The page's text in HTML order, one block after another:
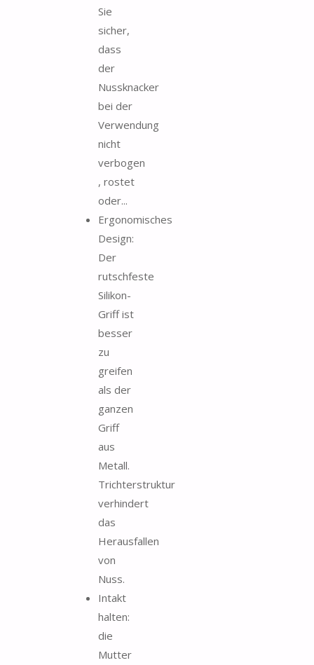
Sie
sicher,
dass
der
Nussknacker
bei der
Verwendung
nicht
verbogen
, rostet
oder...
Ergonomisches
Design:
Der
rutschfeste
Silikon-
Griff ist
besser
zu
greifen
als der
ganzen
Griff
aus
Metall.
Trichterstruktur
verhindert
das
Herausfallen
von
Nuss.
Intakt
halten:
die
Mutter